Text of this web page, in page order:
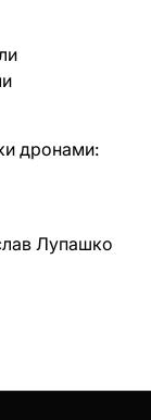
дронами:
Лупашко